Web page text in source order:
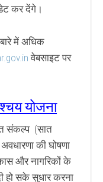
कर देंगे।
में अधिक
वेबसाइट पर
योजना
संकल्प (सात
की घोषणा
और नागरिकों के
हो सके सुधार करना